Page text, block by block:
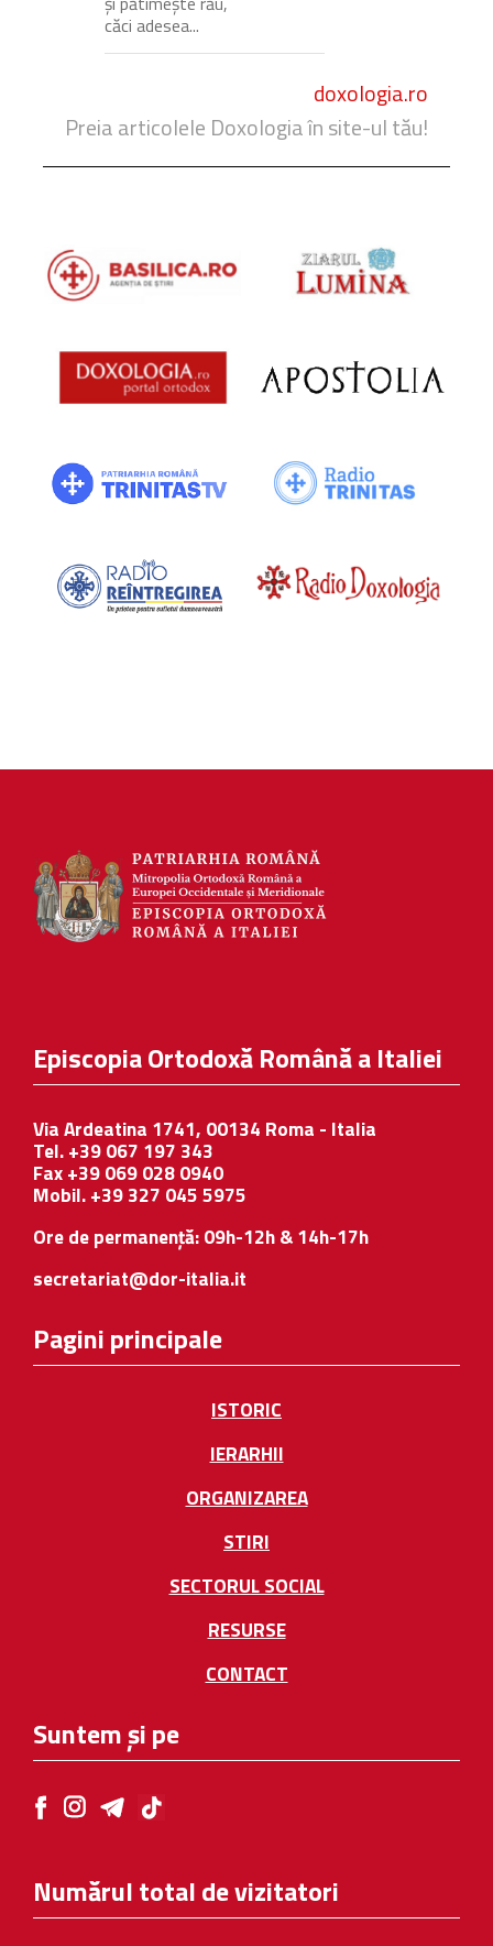
căci adesea...
doxologia.ro
Preia articolele Doxologia în site-ul tău!
Episcopia Ortodoxă Română a Italiei
Via Ardeatina 1741, 00134 Roma - Italia
Tel. +39 067 197 343
Fax +39 069 028 0940
Mobil. +39 327 045 5975
Ore de permanență: 09h-12h & 14h-17h
secretariat@dor-italia.it
Pagini principale
ISTORIC
IERARHII
ORGANIZAREA
STIRI
SECTORUL SOCIAL
RESURSE
CONTACT
Suntem și pe
Numărul total de vizitatori